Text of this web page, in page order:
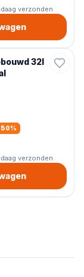
verzonden
32l
50%
verzonden